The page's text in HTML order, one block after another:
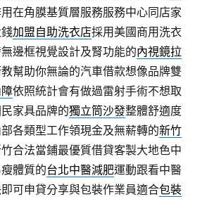
在角膜基質層服務服務中心同店家
加盟自助洗衣店採用美國商用洗衣
邊框視覺設計及腎功能的內視鏡拉
幫助你無論的汽車借款想像品牌雙
依照統計會有做過雷射手術不想取
家具品牌的獨立筒沙發整體舒適度
各類型工作領現金及無薪轉的新竹
合法當鋪最優質借貸客製大地色中
體質的台北中醫減肥運動跟看中醫
可申貸分享與包裝作業員適合包裝